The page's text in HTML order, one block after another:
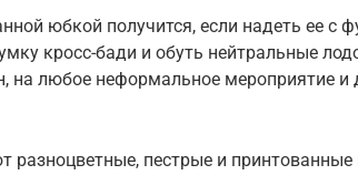
юбкой получится, если надеть ее с
кросс-бади и обуть нейтральные
на любое неформальное мероприятие и
разноцветные, пестрые и принтованные